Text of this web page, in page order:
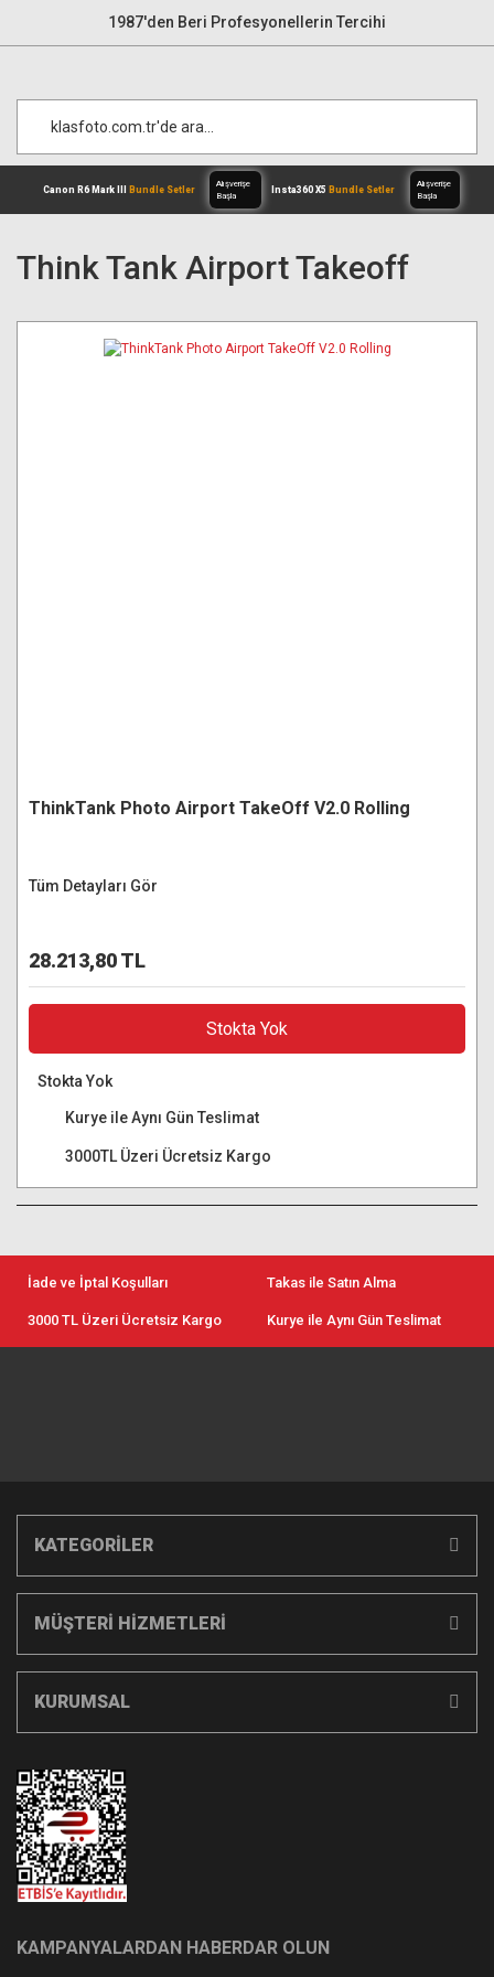
1987'den Beri Profesyonellerin Tercihi
Başla
Think Tank Airport Takeoff
ThinkTank Photo Airport TakeOff V2.0 Rolling
Tüm Detayları Gör
28.213,80 TL
Stokta Yok
Stokta Yok
Kurye ile Aynı Gün Teslimat
3000TL Üzeri Ücretsiz Kargo
İade ve İptal Koşulları Takas ile Satın Alma
3000 TL Üzeri Ücretsiz Kargo Kurye ile Aynı Gün Teslimat
KATEGORİLER
MÜŞTERİ HİZMETLERİ
KURUMSAL
KAMPANYALARDAN HABERDAR OLUN